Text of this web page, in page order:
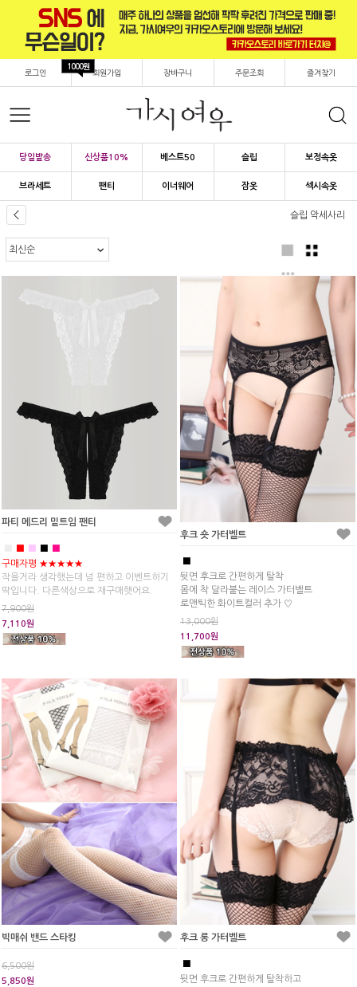
로그인 회원가입
1000원
장바구니 주문조회 즐겨찾기
당일발송 신상품10% 베스트50 슬립 보정속옷
브라세트 팬티 이너웨어 잠옷 섹시속옷
슬립 악세사리
파티 메드리 밑트임 팬티
■ ■ ■
구매자평 ★★★★★
작을거라 생각했는데 넘 편하고 이벤트하기
딱입니다. 다른색상으로 재구매햇어요.
7,900원
7,110원
후크 숏 가터벨트
■
뒷면 후크로 간편하게 탈착
몸에 착 달라붙는 레이스 가터벨트
로맨틱한 화이트컬러 추가 ♡
13,000원
11,700원
빅매쉬 밴드 스타킹
6,500원
5,850원
후크 롱 가터벨트
■
뒷면 후크로 간편하게 탈착하고